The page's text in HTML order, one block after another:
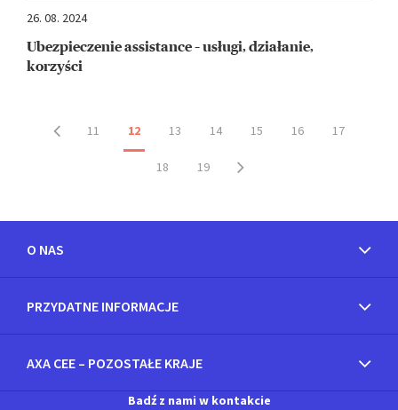
26. 08. 2024
Ubezpieczenie assistance – usługi, działanie,
korzyści
11 12 13 14 15 16 17
18 19
O NAS
PRZYDATNE INFORMACJE
AXA CEE – POZOSTAŁE KRAJE
Badź z nami w kontakcie